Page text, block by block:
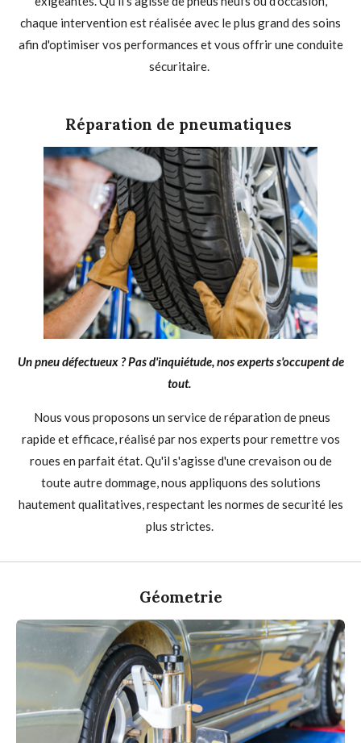
chaque intervention est réalisée avec le plus grand des soins
afin d'optimiser vos performances et vous offrir une conduite
sécuritaire.
Réparation de pneumatiques
Un pneu défectueux ? Pas d'inquiétude, nos expertss'occupentde
tout.
Nous vous proposons un service de réparation de pneus
rapide et efficace, réalisé par nos experts pour remettre vos
roues en parfait état. Qu'il s'agisse d'une crevaison ou de
toute autre dommage, nous appliquons des solutions
hautement qualitatives, respectant les normes de securité les
plus strictes.
Géometrie